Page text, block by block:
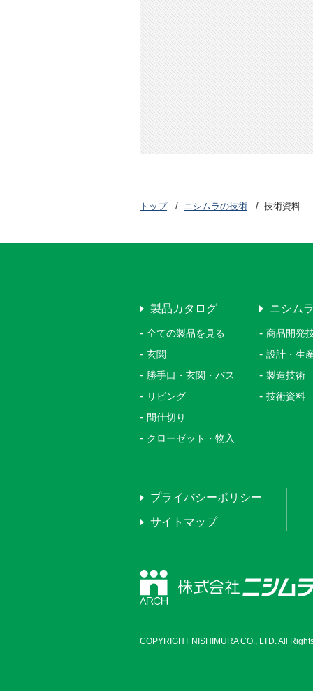
トップ ニシムラの技術 技術資料
製品カタログ
全ての製品を見る
玄関
勝手口・玄関・バス
リビング
間仕切り
クローゼット・物入
ニシム
商品開発
設計・生
製造技術
技術資料
プライバシーポリシー
サイトマップ
COPYRIGHT NISHIMURA CO., LTD. All